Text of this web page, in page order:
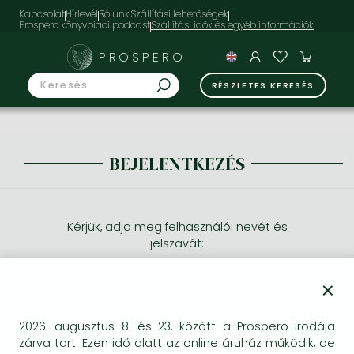
KapcsolatHírlevélRólunkSzállítási lehetőségek
Prospero könyvpiaci podcast
PROSPERO
RÉSZLETES KERESÉS
BEJELENTKEZÉS
Kérjük, adja meg felhasználói nevét és
jelszavát:
×
2026. augusztus 8. és 23. között a Prospero irodája
zárva tart. Ezen idő alatt az online áruház működik, de